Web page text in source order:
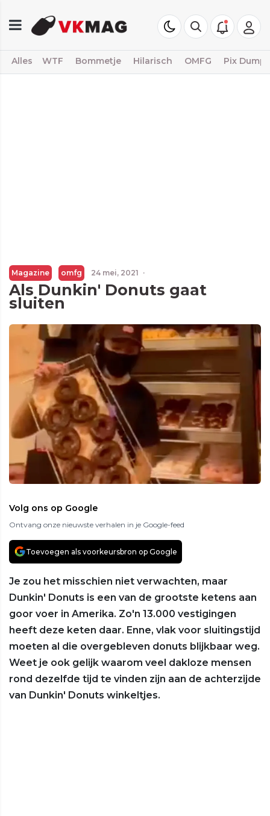
Alles WTF Bommetje Hilarisch OMFG Pix Dump
Magazine omfg 24 mei, 2021 ·
Als Dunkin' Donuts gaat
sluiten
Volg ons op Google
Ontvang onze nieuwste verhalen in je Google-feed
Toevoegen als voorkeursbron op Google
Je zou het misschien niet verwachten, maar
Dunkin' Donuts is een van de grootste ketens aan
goor voer in Amerika. Zo'n 13.000 vestigingen
heeft deze keten daar. Enne, vlak voor sluitingstijd
moeten al die overgebleven donuts blijkbaar weg.
Weet je ook gelijk waarom veel dakloze mensen
rond dezelfde tijd te vinden zijn aan de achterzijde
van Dunkin' Donuts winkeltjes.